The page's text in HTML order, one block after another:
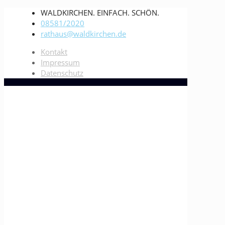
WALDKIRCHEN. EINFACH. SCHÖN.
08581/2020
rathaus@waldkirchen.de
Kontakt
Impressum
Datenschutz